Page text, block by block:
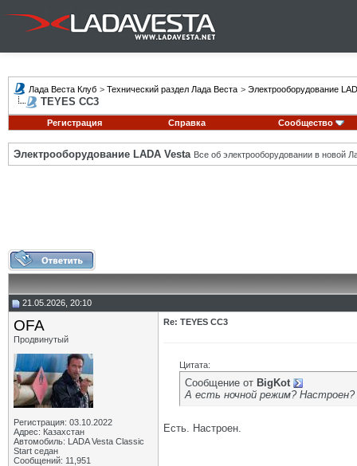
Лада Веста Клуб > Технический раздел Лада Веста > Электрооборудование
TEYES CC3
Регистрация Справка Сообщество
Электрооборудование LADA Vesta Все об электрооборудовании в новой
21.05.2026, 20:10
OFA
Продвинутый
Регистрация: 03.10.2022
Адрес: Казахстан
Автомобиль: LADA Vesta Classic
Start седан
Сообщений: 11,951
Re: TEYES CC3
Цитата:
Сообщение от BigKot
А есть ночной режим? Настроен?
Есть. Настроен.